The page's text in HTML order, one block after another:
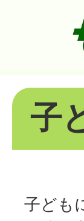
子
子ども